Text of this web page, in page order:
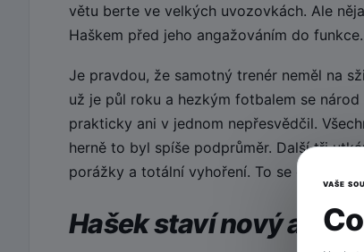
větu berte ve velkých uvozovkách. Ale
Haškem před jeho angažováním do funkce.
Je pravdou, že samotný trenér neměl na
už je půl roku a hezkým fotbalem se
prakticky ani v jednom nepřesvědčil.
herně to byl spíše podprůměr. Další tři
porážky a totální vyhoření. To se opravdu
Hašek staví nový a
VAŠE